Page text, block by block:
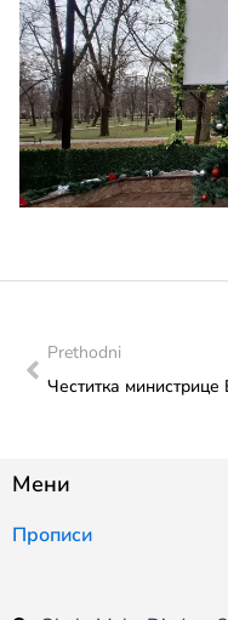
Prethodni
Мени
Прописи